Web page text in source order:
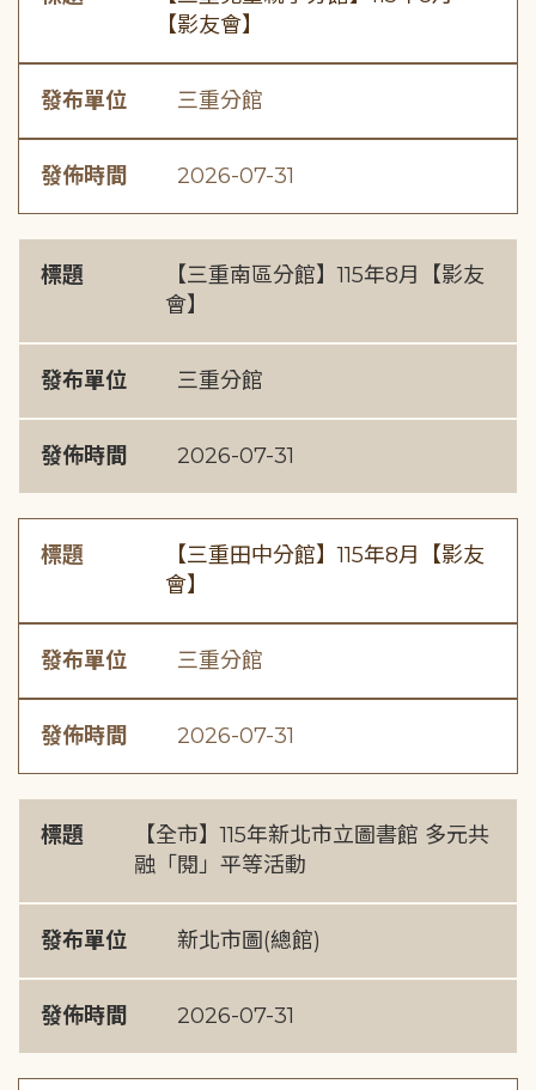
【影友會】
發布單位 三重分館
發佈時間 2026-07-31
標題
【三重南區分館】115年8月【影友
會】
發布單位 三重分館
發佈時間 2026-07-31
標題
【三重田中分館】115年8月【影友
會】
發布單位 三重分館
發佈時間 2026-07-31
標題
【全市】115年新北市立圖書館 多元共
融「閱」平等活動
發布單位 新北市圖(總館)
發佈時間 2026-07-31